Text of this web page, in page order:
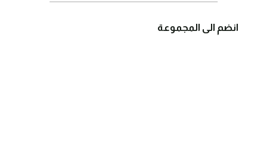
انضم الى المجموعة